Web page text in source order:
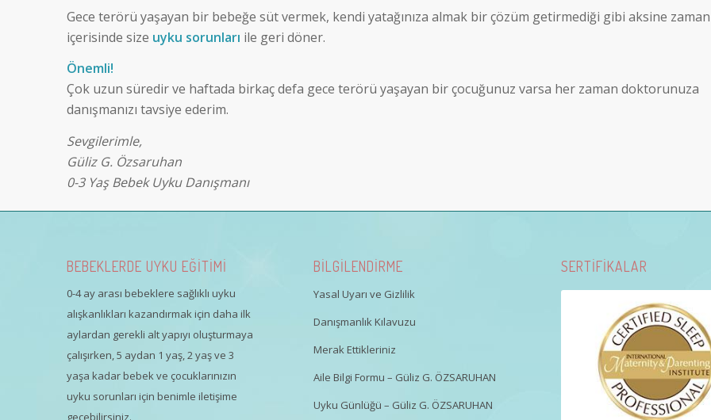
Gece terörü yaşayan bir bebeğe süt vermek, kendi yatağınıza almak bir çözüm getirmediği gibi aksine zaman
içerisinde size uyku sorunları ile geri döner.
Önemli!
Çok uzun süredir ve haftada birkaç defa gece terörü yaşayan bir çocuğunuz varsa her zaman doktorunuza
danışmanızı tavsiye ederim.
Sevgilerimle,
Güliz G. Özsaruhan
0-3 Yaş Bebek Uyku Danışmanı
BEBEKLERDE UYKU EĞİTİMİ
0-4 ay arası bebeklere sağlıklı uyku
alışkanlıkları kazandırmak için daha ilk
aylardan gerekli alt yapıyı oluşturmaya
çalışırken, 5 aydan 1 yaş, 2 yaş ve 3
yaşa kadar bebek ve çocuklarınızın
uyku sorunları için benimle iletişime
BİLGİLENDİRME
Yasal Uyarı ve Gizlilik
Danışmanlık Kılavuzu
Merak Ettikleriniz
Aile Bilgi Formu – Güliz G. ÖZSARUHAN
Uyku Günlüğü – Güliz G. ÖZSARUHAN
SERTİFİKALAR